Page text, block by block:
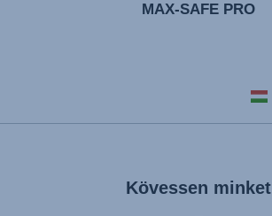
MAX-SAFE PRO
Kövessen minket